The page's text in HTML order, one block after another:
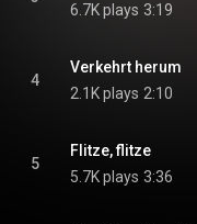
6.7K plays 3:19
4
Verkehrt herum
2.1K plays 2:10
5
Flitze, flitze
5.7K plays 3:36